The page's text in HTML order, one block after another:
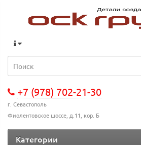
+7 (978) 702-21-30
г. Севастополь
Фиолентовское шоссе, д.11, кор. Б
Категории